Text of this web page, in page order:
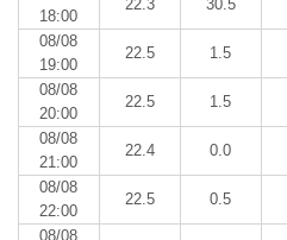
18:00
22.3 30.5
08/08
19:00
22.5 1.5
08/08
20:00
22.5 1.5
08/08
21:00
22.4 0.0
08/08
22:00
22.5 0.5
08/08